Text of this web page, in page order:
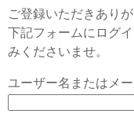
ご登録いただきあり
下記フォームにログ
みくださいませ。
ユーザー名またはメ